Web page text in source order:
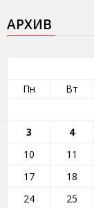
АРХИВ
Пн
Вт
3
4
10
11
17
18
24
25